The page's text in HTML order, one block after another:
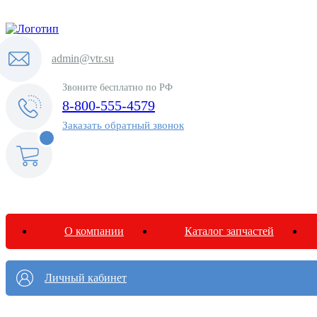
admin@vtr.su
Звоните бесплатно по РФ
8-800-555-4579
Заказать обратный звонок
order.count
|| 0 @>
О компании Каталог запчастей
Личный кабинет